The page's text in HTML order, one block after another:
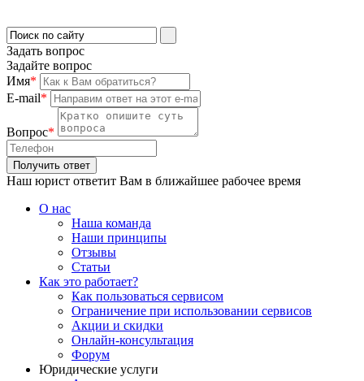
Задать вопрос
Задайте вопрос
Имя*
E-mail*
Вопрос*
Наш юрист ответит Вам в ближайшее рабочее время
О нас
Наша команда
Наши принципы
Отзывы
Статьи
Как это работает?
Как пользоваться сервисом
Ограничение при использовании сервисов
Акции и скидки
Онлайн-консультация
Форум
Юридические услуги